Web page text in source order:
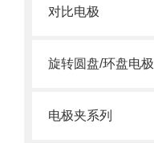
对比电极
旋转圆盘/环盘电极
电极夹系列